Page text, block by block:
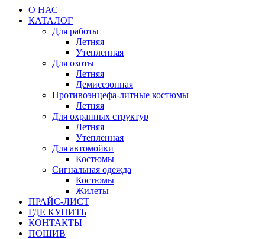
О НАС
КАТАЛОГ
Для работы
Летняя
Утепленная
Для охоты
Летняя
Демисезонная
Противоэнцефа-литные костюмы
Летняя
Для охранных структур
Летняя
Утепленная
Для автомойки
Костюмы
Сигнальная одежда
Костюмы
Жилеты
ПРАЙС-ЛИСТ
ГДЕ КУПИТЬ
КОНТАКТЫ
ПОШИВ